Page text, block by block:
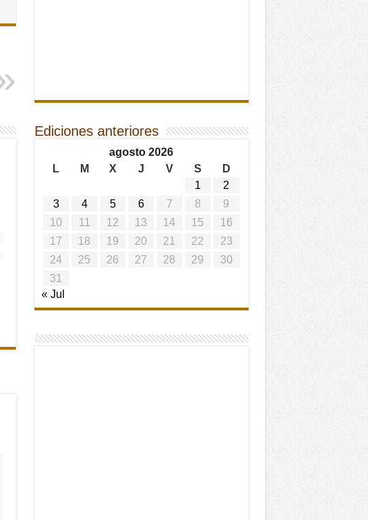
Ediciones anteriores
agosto 2026
L
M X J V S
D
1
2
3
4 5 6 7 8
9
10
11 12 13 14 15
16
17
18 19 20 21 22
23
24
25 26 27 28 29
30
31
« Jul